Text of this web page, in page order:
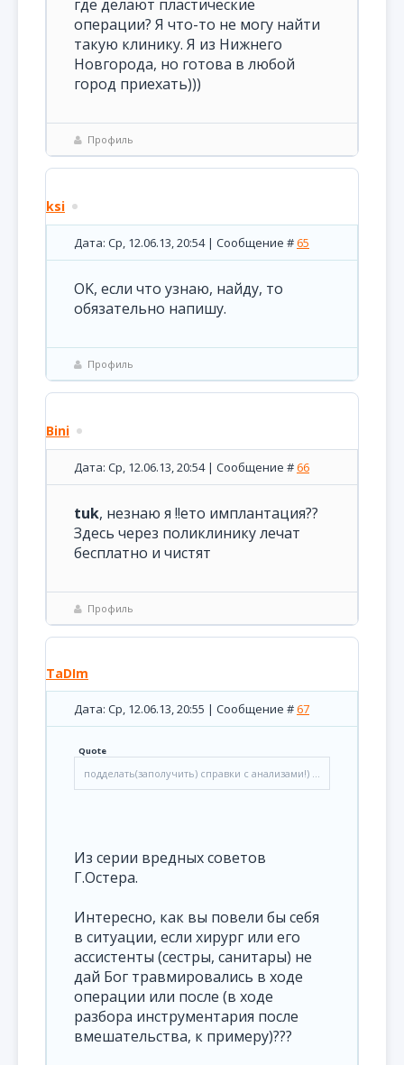
где делают пластические
операции? Я что-то не могу найти
такую клинику. Я из Нижнего
Новгорода, но готова в любой
город приехать)))
Профиль
ksi
Дата: Ср, 12.06.13, 20:54 | Сообщение #65
OK, если что узнаю, найду, то
обязательно напишу.
Профиль
Bini
Дата: Ср, 12.06.13, 20:54 | Сообщение #66
tuk, незнаю я !!ето имплантация??
Здесь через поликлинику лечат
бесплатно и чистят
Профиль
TaDIm
Дата: Ср, 12.06.13, 20:55 | Сообщение #67
Quote
подделать(заполучить) справки с анализами!) ...
Из серии вредных советов
Г.Остера.
Интересно, как вы повели бы себя
в ситуации, если хирург или его
ассистенты (сестры, санитары) не
дай Бог травмировались в ходе
операции или после (в ходе
разбора инструментария после
вмешательства, к примеру)???